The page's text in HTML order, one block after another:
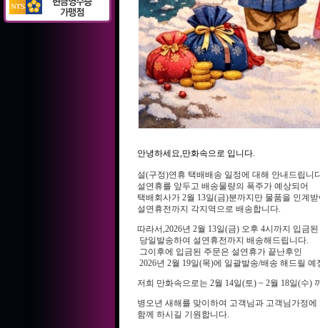
안녕하세요,만화속으로 입니다.
설(구정)연휴 택배배송 일정에 대해 안내드립니
설연휴를 앞두고 배송물량의 폭주가 예상되어
택배회사가 2월 13일(금)분까지만 물품을 인계
설연휴전까지 각지역으로 배송합니다.
따라서,2026년 2월 13일(금) 오후 4시까지 입금
당일발송하여 설연휴전까지 배송해드립니다.
그이후에 입금된 주문은 설연휴가 끝난후인
2026년 2월 19일(목)에 일괄발송/배송 해드릴 예
저희 만화속으로는 2월 14일(토) ~ 2월 18일(수)
병오년 새해를 맞이하여 고객님과 고객님가정
함께 하시길 기원합니다.